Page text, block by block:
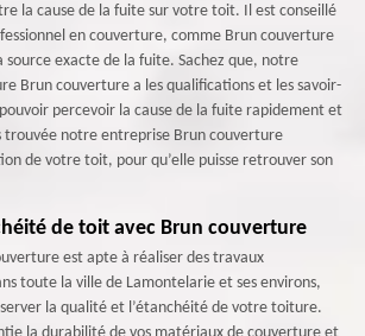
la cause de la fuite sur votre toit. Il est conseillé
en couverture, comme Brun couverture
exacte de la fuite. Sachez que, notre
Brun couverture a les qualifications et les savoir-
percevoir la cause de la fuite rapidement et
trouvée notre entreprise Brun couverture
de votre toit, pour qu’elle puisse retrouver son
de toit avec Brun couverture
est apte à réaliser des travaux
toute la ville de Lamontelarie et ses environs,
la qualité et l’étanchéité de votre toiture.